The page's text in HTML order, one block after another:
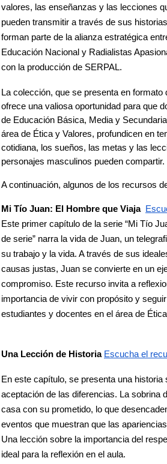
valores, las enseñanzas y las lecciones
pueden transmitir a través de sus
forman parte de la alianza estratégica
Educación Nacional y Radialistas
con la producción de SERPAL.
La colección, que se presenta en formato
ofrece una valiosa oportunidad para que
de Educación Básica, Media y
área de Ética y Valores, profundicen en
cotidiana, los sueños, las metas y las
personajes masculinos pueden compartir.
A continuación, algunos de los recursos
Mi Tío Juan: El Hombre que Viaja
Este primer capítulo de la serie “Mi Tío
de serie” narra la vida de Juan, un
su trabajo y la vida. A través de sus
causas justas, Juan se convierte en un
compromiso. Este recurso invita a
importancia de vivir con propósito y
estudiantes y docentes en el área de
Una Lección de Historia Escucha el
En este capítulo, se presenta una historia
aceptación de las diferencias. La sobrina
casa con su prometido, lo que
eventos que muestran que las
Una lección sobre la importancia del
ideal para la reflexión en el aula.